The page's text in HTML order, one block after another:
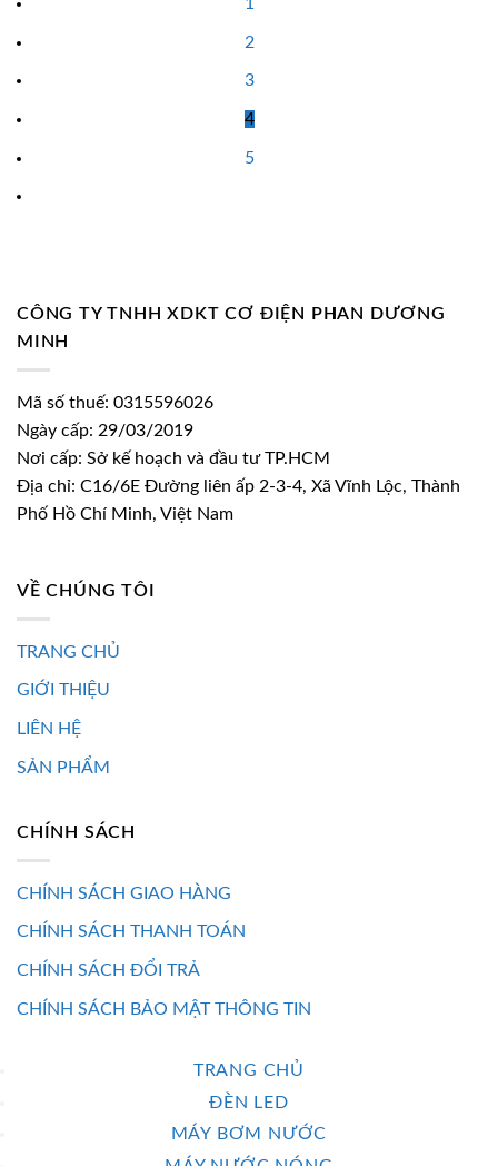
1
2
3
4
5
CÔNG TY TNHH XDKT CƠ ĐIỆN PHAN DƯƠNG
MINH
Mã số thuế: 0315596026
Ngày cấp: 29/03/2019
Nơi cấp: Sở kế hoạch và đầu tư TP.HCM
Địa chỉ: C16/6E Đường liên ấp 2-3-4, Xã Vĩnh Lộc, Thành
Phố Hồ Chí Minh, Việt Nam
VỀ CHÚNG TÔI
TRANG CHỦ
GIỚI THIỆU
LIÊN HỆ
SẢN PHẨM
CHÍNH SÁCH
CHÍNH SÁCH GIAO HÀNG
CHÍNH SÁCH THANH TOÁN
CHÍNH SÁCH ĐỔI TRẢ
CHÍNH SÁCH BẢO MẬT THÔNG TIN
TRANG CHỦ
ĐÈN LED
MÁY BƠM NƯỚC